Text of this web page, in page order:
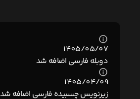
1405/05/07
دوبله فارسی اضافه شد
1405/04/09
زیرنویس چسبیده فارسی اضافه شد